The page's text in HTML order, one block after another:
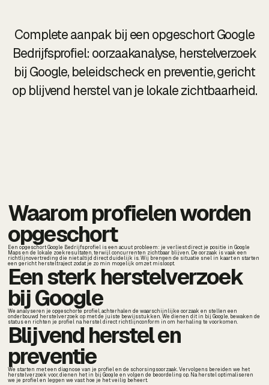
Complete aanpak bij een opgeschort Google
Bedrijfsprofiel: oorzaakanalyse, herstelverzoek
bij Google, beleidscheck en preventie, gericht
op blijvend herstel van je lokale zichtbaarheid.
Waarom profielen worden
opgeschort
Een opgeschort Google Bedrijfsprofiel is een acuut probleem: je verliest direct je positie in Google
Maps en de lokale zoekresultaten, terwijl concurrenten zichtbaar blijven. De oorzaak is vaak een
richtlijnovertreding die niet altijd direct duidelijk is. Wij brengen de situatie snel in kaart en starten
een gericht hersteltraject zodat je zo min mogelijk omzet misloopt.
Een sterk herstelverzoek
bij Google
We analyseren je opgeschorte profiel, achterhalen de waarschijnlijke oorzaak en stellen een
onderbouwd herstelverzoek op met de juiste bewijsstukken. We dienen dit in bij Google, bewaken de
status en richten je profiel na herstel direct richtlijnconform in om herhaling te voorkomen.
Blijvend herstel en
preventie
We starten met een diagnose van je profiel en de schorsingsoorzaak. Vervolgens bereiden we het
herstelverzoek voor, dienen het in bij Google en volgen de beoordeling op. Na herstel optimaliseren
we je profiel en leggen we vast hoe je het veilig beheert.